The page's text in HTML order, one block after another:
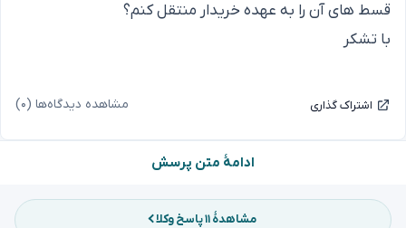
قسط های آن را به عهده خریدار منتقل کنم؟
با تشکر
اشتراک گذاری مشاهده دیدگاه‌ها (۰)
ادامهٔ متن پرسش
مشاهدهٔ ۱۱ پاسخ وکلا